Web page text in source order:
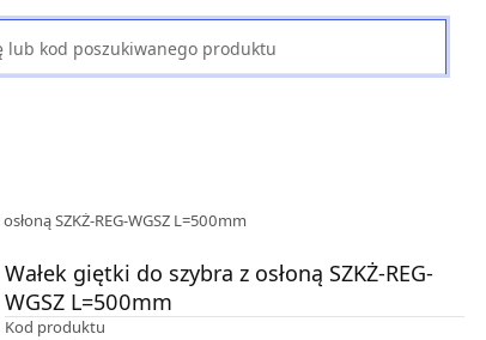
SZKŻ-REG-WGSZ L=500mm
Wałek giętki do szybra z osłoną SZKŻ-REG-
WGSZ L=500mm
Kod produktu